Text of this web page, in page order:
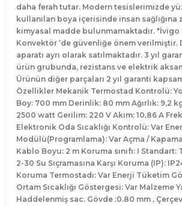
daha ferah tutar. Modern tesislerimizde
kullanılan boya içerisinde insan sağlığına
kimyasal madde bulunmamaktadır. *İvigo
Konvektör ’de güvenliğe önem verilmiştir.
aparatı ayrı olarak satılmaktadır. 3 yıl
ürün grubunda, rezistans ve elektrik
Ürünün diğer parçaları 2 yıl garanti
Özellikler Mekanik Termostad Kontrolü:
Boy: 700 mm Derinlik: 80 mm Ağırlık: 9,2
2500 watt Gerilim: 220 V Akım: 10,86 A
Elektronik Oda Sıcaklığı Kontrolü: Var
Modülü(Programlama): Var Açma /
Kablo Boyu: 2 m Koruma sınıfı: I Standart:
2-30 Su Sıçramasına Karşı Koruma (IP):
Koruma Termostadı: Var Enerji Tüketim
Ortam Sıcaklığı Göstergesi: Var Malzeme
Haddelenmiş sac. Gövde :0.80 mm ,